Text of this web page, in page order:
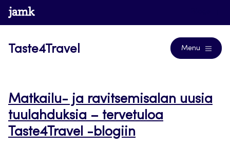
Siirry
suoraan
www.jamk.fi
Taste4Travel Menu
Matkailu- ja ravitsemisalan uusia
tuulahduksia – tervetuloa
Taste4Travel -blogiin